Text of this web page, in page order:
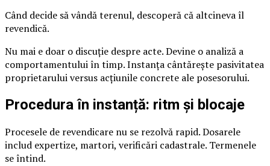
Când decide să vândă terenul, descoperă că altcineva îl
revendică.
Nu mai e doar o discuție despre acte. Devine o analiză a
comportamentului în timp. Instanța cântărește pasivitatea
proprietarului versus acțiunile concrete ale posesorului.
Procedura în instanță: ritm și blocaje
Procesele de revendicare nu se rezolvă rapid. Dosarele
includ expertize, martori, verificări cadastrale. Termenele
se întind.